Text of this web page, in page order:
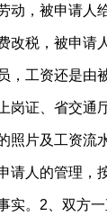
动，被申请人
改税，被申请
，工资还是由
岗证、省交通
照片及工资流
请人的管理，
实。2、双方